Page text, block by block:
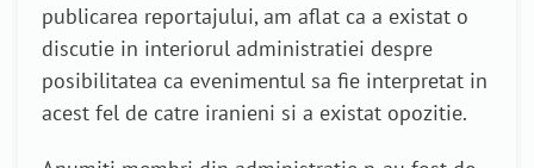
publicarea reportajului, am aflat ca a existat o
discutie in interiorul administratiei despre
posibilitatea ca evenimentul sa fie interpretat in
acest fel de catre iranieni si a existat opozitie.